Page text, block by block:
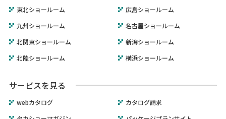
東北ショールーム
広島ショールーム
九州ショールーム
名古屋ショールーム
北関東ショールーム
新潟ショールーム
北陸ショールーム
横浜ショールーム
サービスを見る
webカタログ
カタログ請求